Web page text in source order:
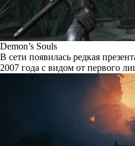
Demon’s Souls
В сети появилась редкая
2007 года с видом от первого